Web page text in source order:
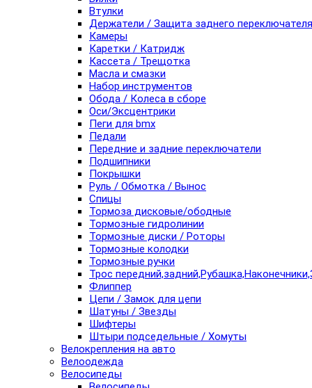
Втулки
Держатели / Защита заднего переключателя
Камеры
Каретки / Катридж
Кассета / Трещотка
Масла и смазки
Набор инструментов
Обода / Колеса в сборе
Оси/Эксцентрики
Пеги для bmx
Педали
Передние и задние переключатели
Подшипники
Покрышки
Руль / Обмотка / Вынос
Спицы
Тормоза дисковые/ободные
Тормозные гидролинии
Тормозные диски / Роторы
Тормозные колодки
Тормозные ручки
Трос
Флиппер
Цепи / Замок для цепи
Шатуны / Звезды
Шифтеры
Штыри подседельные / Хомуты
Велокрепления на авто
Велоодежда
Велосипеды